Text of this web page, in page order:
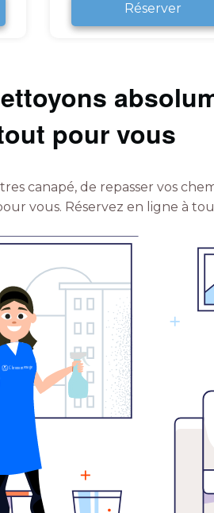
Réserver
pour vous
canapé, de repasser vos
vous. Réservez en ligne à